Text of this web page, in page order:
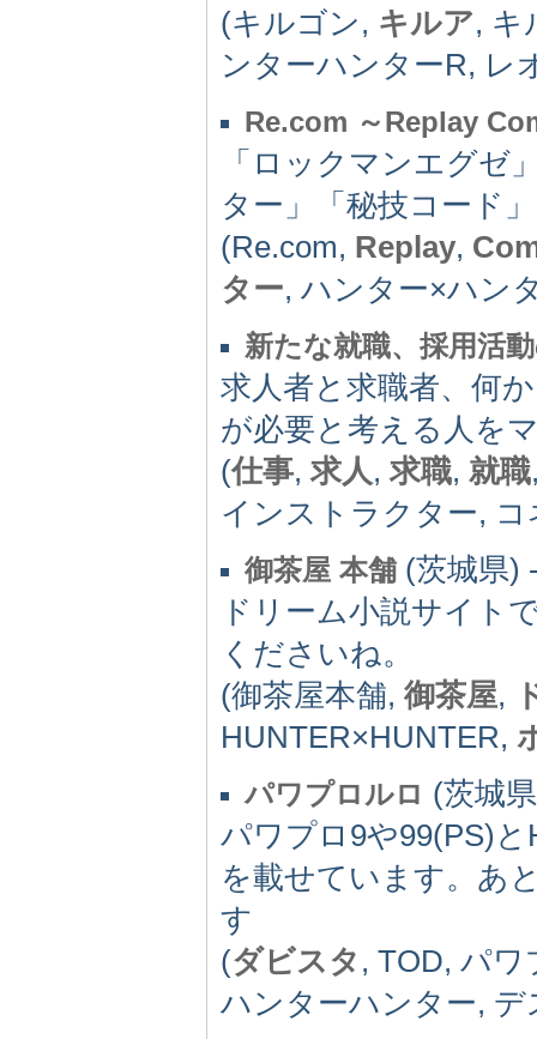
(キルゴン, キルア, キ
ンターハンターR, レ
Re.com ～Replay
「ロックマンエグゼ
ター」「秘技コード
(Re.com, Replay,
ター, ハンター×ハン
新たな就職、採用活
求人者と求職者、何
が必要と考える人を
(仕事,求人,求職, 就職
インストラクター,
御茶屋 本舗 (茨城県)
ドリーム小説サイト
くださいね。
(御茶屋本舗, 御茶屋,
HUNTER×HUNTER,
パワプロルロ (茨城
パワプロ9や99(PS)
を載せています。あ
す
(ダビスタ , TOD, パ
ハンターハンター,